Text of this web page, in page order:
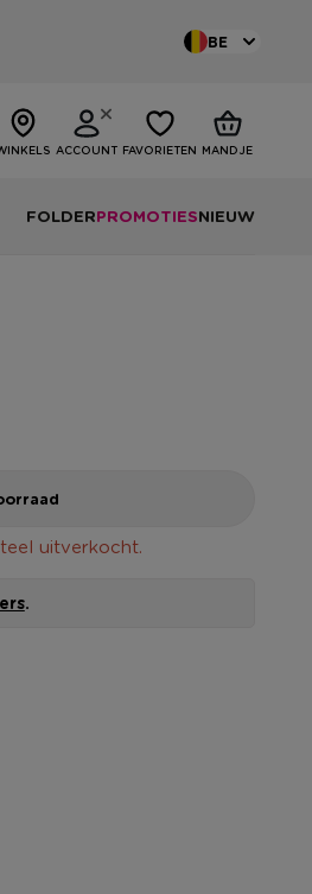
BE
ACCOUNT FAVORIETEN MANDJE
FOLDERPROMOTIESNIEUW
uitverkocht.
.